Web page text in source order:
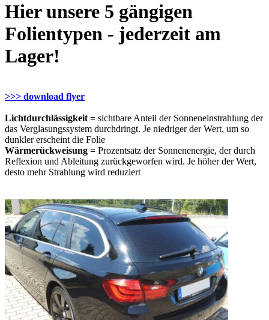
Hier unsere 5 gängigen
Folientypen - jederzeit am
Lager!
>>> download flyer
Lichtdurchlässigkeit = sichtbare Anteil der Sonneneinstrahlung der
das Verglasungssystem durchdringt. Je niedriger der Wert, um so
dunkler erscheint die Folie
Wärmerückweisung = Prozentsatz der Sonnenenergie, der durch
Reflexion und Ableitung zurückgeworfen wird. Je höher der Wert,
desto mehr Strahlung wird reduziert